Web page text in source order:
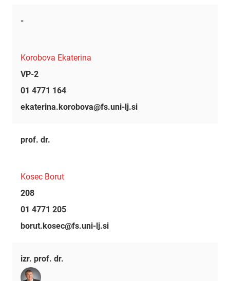
-
Korobova Ekaterina
VP-2
01 4771 164
ekaterina.korobova@fs.uni-lj.si
prof. dr.
Kosec Borut
208
01 4771 205
borut.kosec@fs.uni-lj.si
izr. prof. dr.